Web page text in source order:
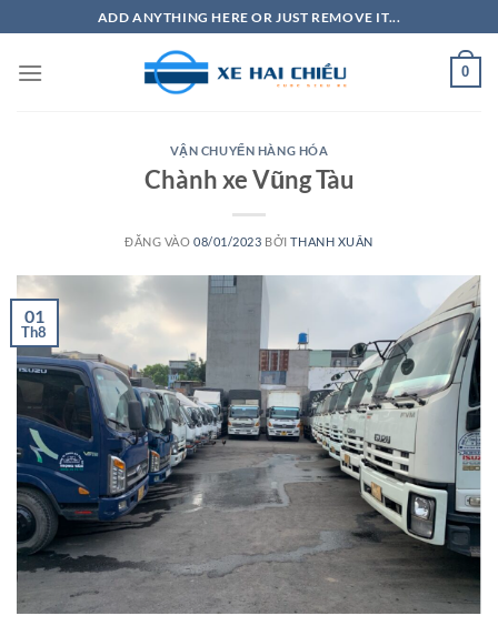
qua
nội
ADD ANYTHING HERE OR JUST REMOVE IT...
0
VẬN CHUYỂN HÀNG HÓA
Chành xe Vũng Tàu
ĐĂNG VÀO 08/01/2023 BỞITHANH XUÂN
01
Th8